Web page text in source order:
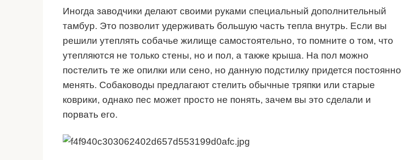
Иногда заводчики делают своими руками специальный дополнительный
тамбур. Это позволит удерживать большую часть тепла внутрь. Если вы
решили утеплять собачье жилище самостоятельно, то помните о том, что
утепляются не только стены, но и пол, а также крыша. На пол можно
постелить те же опилки или сено, но данную подстилку придется постоянно
менять. Собаководы предлагают стелить обычные тряпки или старые
коврики, однако пес может просто не понять, зачем вы это сделали и
порвать его.